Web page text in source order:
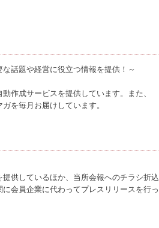
話題や経営に役立つ情報を提供！～
作成サービスを提供しています。また、
を毎月お届けしています。
供しているほか、当所会報へのチラシ折込
会員企業に代わってプレスリリースを行っ